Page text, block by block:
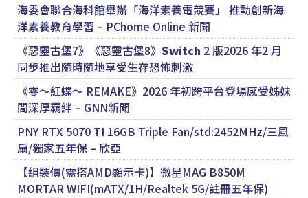
海委會聯合海科館舉辦「海洋素養電競賽」 推動創新海
洋素養教育學習 – PChome Online 新聞
《惡靈古堡7》《惡靈古堡8》 Switch 2 版2026 年2 月
同步推出隨時隨地享受生存恐怖刺激
《零～紅蝶～ REMAKE》2026 年初跨平台登場感受姊妹
間深厚羈絆 – GNN新聞
PNY RTX 5070 TI 16GB Triple Fan/std:2452MHz/三風
扇/獨家五年保 – 欣亞
【組裝價(需搭AMD顯示卡)】微星MAG B850M
MORTAR WIFI(mATX/1H/Realtek 5G/註冊五年保)